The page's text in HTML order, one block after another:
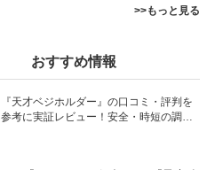
>>もっと見る
おすすめ情報
『天才ベジホルダー』の口コミ・評判を
参考に実証レビュー！安全・時短の調理